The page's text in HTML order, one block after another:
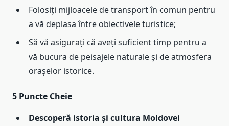
Folosiți mijloacele de transport în comun pentru
a vă deplasa între obiectivele turistice;
Să vă asigurați că aveți suficient timp pentru a
vă bucura de peisajele naturale și de atmosfera
orașelor istorice.
5 Puncte Cheie
Descoperă istoria și cultura Moldovei